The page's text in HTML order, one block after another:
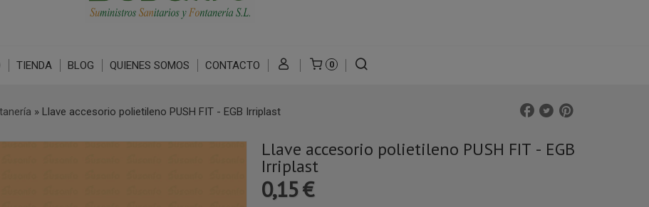
TIENDA BLOG QUIENES SOMOS CONTACTO 0
» Llave accesorio polietileno PUSH FIT - EGB Irriplast
Llave accesorio polietileno PUSH FIT - EGB
Irriplast
0,15 €